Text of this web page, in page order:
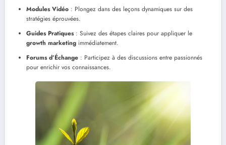
Modules Vidéo : Plongez dans des leçons dynamiques sur des
stratégies éprouvées.
Guides Pratiques: Suivez des étapes claires pour appliquer le
growth marketing immédiatement.
Forums d’Échange : Participez à des discussions entre passionnés
pour enrichir vos connaissances.